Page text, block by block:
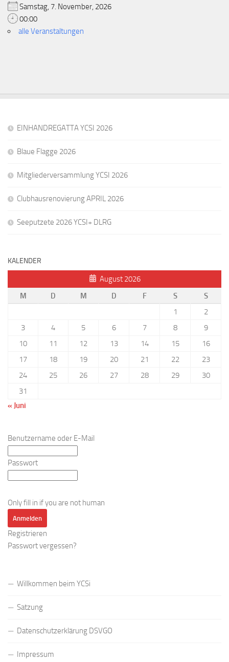
Samstag, 7. November, 2026
00:00
alle Veranstaltungen
EINHANDREGATTA YCSI 2026
Blaue Flagge 2026
Mitgliederversammlung YCSI 2026
Clubhausrenovierung APRIL 2026
Seeputzete 2026 YCSI+ DLRG
KALENDER
August 2026
M
D M D F S
S
1
2
3
4 5 6 7 8
9
10
11 12 13 14 15
16
17
18 19 20 21 22
23
24
25 26 27 28 29
30
31
« Juni
Benutzername oder E-Mail
Passwort
Only fill in if you are not human
Registrieren
Passwort vergessen?
Willkommen beim YCSi
Satzung
Datenschutzerklärung DSVGO
Impressum